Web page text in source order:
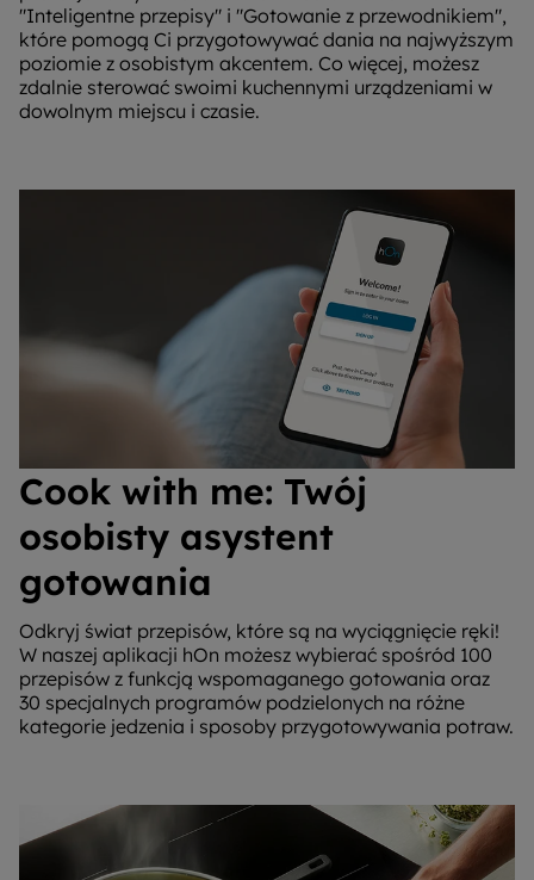
"Inteligentne przepisy" i "Gotowanie z przewodnikiem",
które pomogą Ci przygotowywać dania na najwyższym
poziomie z osobistym akcentem. Co więcej, możesz
zdalnie sterować swoimi kuchennymi urządzeniami w
dowolnym miejscu i czasie.
Cook with me: Twój
osobisty asystent
gotowania
Odkryj świat przepisów, które są na wyciągnięcie ręki!
W naszej aplikacji hOn możesz wybierać spośród 100
przepisów z funkcją wspomaganego gotowania oraz
30 specjalnych programów podzielonych na różne
kategorie jedzenia i sposoby przygotowywania potraw.